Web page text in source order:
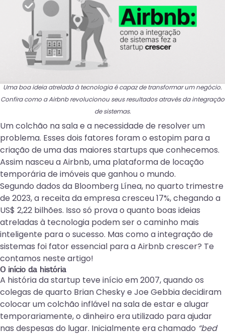
Uma boa ideia atrelada à tecnologia é capaz de transformar um negócio.
Confira como a Airbnb revolucionou seus resultados através da integração
de sistemas.
Um colchão na sala e a necessidade de resolver um
problema. Esses dois fatores foram o estopim para a
criação de uma das maiores startups que conhecemos.
Assim nasceu aAirbnb, uma plataforma de locação
temporária de imóveis que ganhou o mundo.
Segundo dados da Bloomberg Línea, no quarto trimestre
de 2023, a receita da empresa cresceu 17%, chegando a
US$ 2,22 bilhões. Isso só prova o quanto boas ideias
atreladas à tecnologia podem ser o caminho mais
inteligente para o sucesso. Mas como a integração de
sistemas foi fator essencial para a Airbnb crescer? Te
contamos neste artigo!
O início da história
A história da startup teve início em 2007, quando os
colegas de quarto Brian Chesky e Joe Gebbia decidiram
colocar um colchão inflável na sala de estar e alugar
temporariamente, o dinheiro era utilizado para ajudar
nas despesas do lugar. Inicialmente era chamado “bed